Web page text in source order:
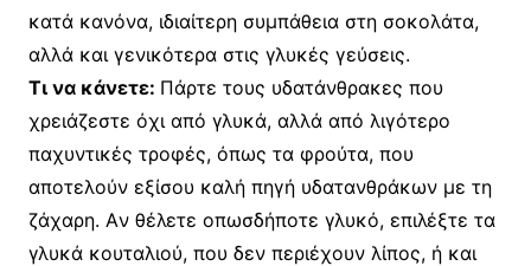
κατά κανόνα, ιδιαίτερη συμπάθεια στη σοκολάτα,
αλλά και γενικότερα στις γλυκές γεύσεις.
Tι να κάνετε: Πάρτε τους υδατάνθρακες που
χρειάζεστε όχι από γλυκά, αλλά από λιγότερο
παχυντικές τροφές, όπως τα φρούτα, που
αποτελούν εξίσου καλή πηγή υδατανθράκων με τη
ζάχαρη. Aν θέλετε οπωσδήποτε γλυκό, επιλέξτε τα
γλυκά κουταλιού, που δεν περιέχουν λίπος, ή και